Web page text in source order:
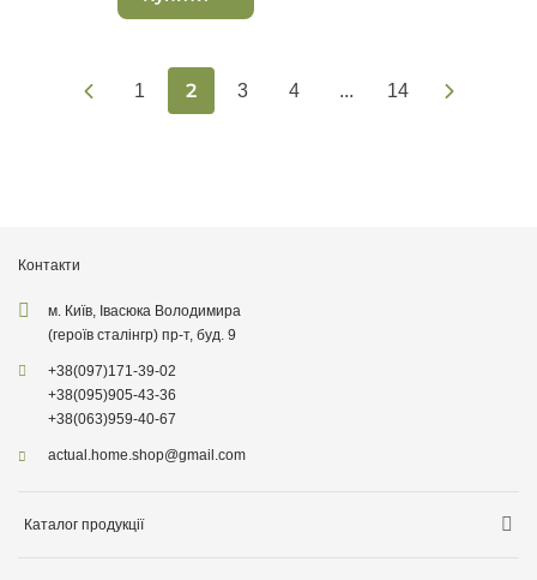
1 2 3 4 ... 14
Контакти
м. Київ, Івасюка Володимира
(героїв сталінгр) пр-т, буд. 9
+38(097)171-39-02
+38(095)905-43-36
+38(063)959-40-67
actual.home.shop@gmail.com
Каталог продукції